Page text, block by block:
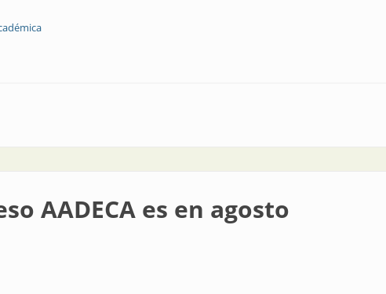
completa de cursos
AADECA es en agosto